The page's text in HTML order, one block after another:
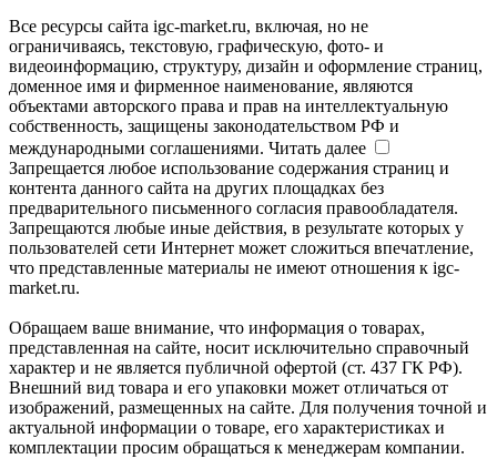
Все ресурсы сайта igc-market.ru, включая, но не
ограничиваясь, текстовую, графическую, фото- и
видеоинформацию, структуру, дизайн и оформление страниц,
доменное имя и фирменное наименование, являются
объектами авторского права и прав на интеллектуальную
собственность, защищены законодательством РФ и
международными соглашениями. Читать далее
Запрещается любое использование содержания страниц и
контента данного сайта на других площадках без
предварительного письменного согласия правообладателя.
Запрещаются любые иные действия, в результате которых у
пользователей сети Интернет может сложиться впечатление,
что представленные материалы не имеют отношения к igc-
market.ru.
Обращаем ваше внимание, что информация о товарах,
представленная на сайте, носит исключительно справочный
характер и не является публичной офертой (ст. 437 ГК РФ).
Внешний вид товара и его упаковки может отличаться от
изображений, размещенных на сайте. Для получения точной и
актуальной информации о товаре, его характеристиках и
комплектации просим обращаться к менеджерам компании.